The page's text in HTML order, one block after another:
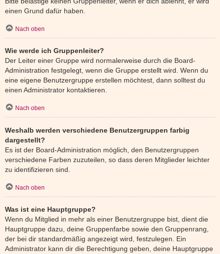
einen Grund dafür haben.
Nach oben
Wie werde ich Gruppenleiter?
Der Leiter einer Gruppe wird normalerweise durch die Board-
Administration festgelegt, wenn die Gruppe erstellt wird. Wenn du
eine eigene Benutzergruppe erstellen möchtest, dann solltest du
einen Administrator kontaktieren.
Nach oben
Weshalb werden verschiedene Benutzergruppen farbig
dargestellt?
Es ist der Board-Administration möglich, den Benutzergruppen
verschiedene Farben zuzuteilen, so dass deren Mitglieder leichter
zu identifizieren sind.
Nach oben
Was ist eine Hauptgruppe?
Wenn du Mitglied in mehr als einer Benutzergruppe bist, dient die
Hauptgruppe dazu, deine Gruppenfarbe sowie den Gruppenrang,
der bei dir standardmäßig angezeigt wird, festzulegen. Ein
Administrator kann dir die Berechtigung geben, deine Hauptgruppe